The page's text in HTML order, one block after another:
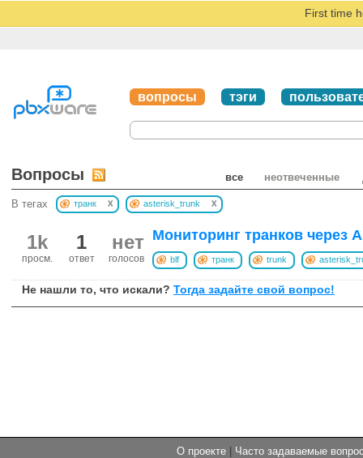
First time
вопросы тэги
все неотвеченные
Вопросы
В тегах транк x asterisk_trunk x
нет
голосов
1
ответ
1k
просм.
Мониторинг транков через
blf транк trunk
Не нашли то, что искали? Тогда задайте свой вопрос!
О проекте | Часто задаваемые